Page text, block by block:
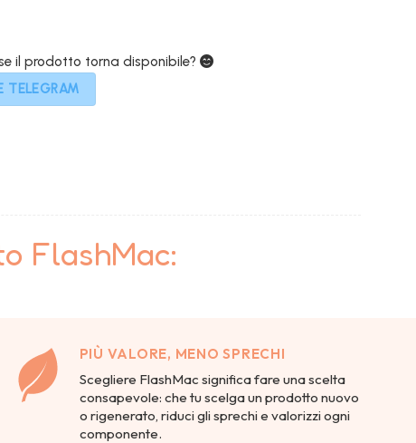
il prodotto torna disponibile?
TELEGRAM
FlashMac:
PIÙ VALORE, MENO SPRECHI
Scegliere FlashMac significa fare una scelta
consapevole: che tu scelga un prodotto nuovo
o rigenerato, riduci gli sprechi e valorizzi ogni
componente.